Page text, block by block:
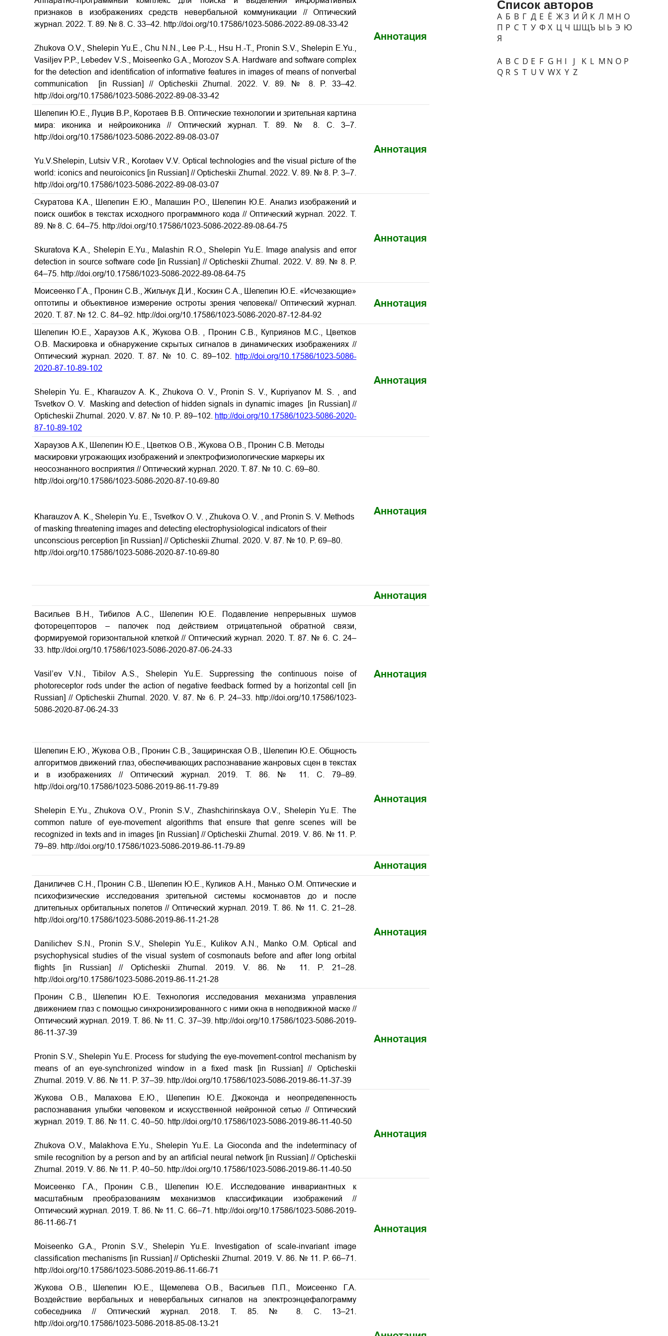
признаков в изображениях средств невербальной коммуникации // Оптический
журнал. 2022. Т. 89. № 8. С. 33–42. http://doi.org/10.17586/1023-5086-2022-89-08-33-42
Zhukova O.V., Shelepin Yu.E., Chu N.N., Lee P.-L., Hsu H.-T., Pronin S.V., Shelepin E.Yu.,
Vasiljev P.P., Lebedev V.S., Moiseenko G.A., Morozov S.A. Hardware and software complex
for the detection and identification of informative features in images of means of nonverbal
communication [in Russian] // Opticheskii Zhurnal. 2022. V. 89. № 8. P. 33–42.
http://doi.org/10.17586/1023-5086-2022-89-08-33-42
Аннотация
Шелепин Ю.Е., Луцив В.Р., Коротаев В.В. Оптические технологии и зрительная картина
мира: иконика и нейроиконика // Оптический журнал. Т. 89. № 8. С. 3–7.
http://doi.org/10.17586/1023-5086-2022-89-08-03-07
Yu.V.Shelepin, Lutsiv V.R., Korotaev V.V. Optical technologies and the visual picture of the
world: iconics and neuroiconics [in Russian] // Opticheskii Zhurnal. 2022. V. 89. № 8. P. 3–7.
http://doi.org/10.17586/1023-5086-2022-89-08-03-07
Аннотация
Скуратова К.А., Шелепин Е.Ю., Малашин Р.О., Шелепин Ю.Е. Анализ изображений и
поиск ошибок в текстах исходного программного кода // Оптический журнал. 2022. Т.
89. № 8. С. 64–75. http://doi.org/10.17586/1023-5086-2022-89-08-64-75
Skuratova K.A., Shelepin E.Yu., Malashin R.O., Shelepin Yu.E. Image analysis and error
detection in source software code [in Russian] // Opticheskii Zhurnal. 2022. V. 89. № 8. P.
64–75. http://doi.org/10.17586/1023-5086-2022-89-08-64-75
Аннотация
Моисеенко Г.А., Пронин С.В., Жильчук Д.И., Коскин С.А., Шелепин Ю.Е. «Исчезающие»
оптотипы и объективное измерение остроты зрения человека// Оптический журнал.
2020. Т. 87. № 12. С. 84–92. http://doi.org/10.17586/1023-5086-2020-87-12-84-92
Аннотация
Шелепин Ю.Е., Хараузов А.К., Жукова О.В. , Пронин С.В., Куприянов М.С., Цветков
О.В.
Маскировка и обнаружение скрытых сигналов в динамических изображениях //
Оптический журнал. 2020. Т. 87. № 10. С. 89–102.
http://doi.org/10.17586/1023-5086-
2020-87-10-89-102
Shelepin Yu. E., Kharauzov A. K., Zhukova O. V., Pronin S. V., Kupriyanov M. S. , and
Tsvetkov O. V. Masking and detection of hidden signals in dynamic images [in Russian] //
Opticheskii Zhurnal. 2020. V. 87. № 10. P. 89–102.
http://doi.org/10.17586/1023-5086-2020-
87-10-89-102
Аннотация
Хараузов А.К., Шелепин Ю.Е., Цветков О.В., Жукова О.В., Пронин С.В. Методы
маскировки угрожающих изображений и электрофизиологические маркеры их
неосознанного восприятия // Оптический журнал. 2020. Т. 87. № 10. С. 69–80.
http://doi.org/10.17586/1023-5086-2020-87-10-69-80
Kharauzov A. K., Shelepin Yu. E., Tsvetkov O. V. , Zhukova O. V. , and Pronin S. V. Methods
of masking threatening images and detecting electrophysiological indicators of their
unconscious perception [in Russian] // Opticheskii Zhurnal. 2020. V. 87. № 10. P. 69–80.
http://doi.org/10.17586/1023-5086-2020-87-10-69-80
Аннотация
Аннотация
Васильев В.Н., Тибилов А.С., Шелепин Ю.Е. Подавление непрерывных шумов
фоторецепторов – палочек под действием отрицательной обратной связи,
формируемой горизонтальной клеткой // Оптический журнал. 2020. Т. 87. № 6. С. 24–
33. http://doi.org/10.17586/1023-5086-2020-87-06-24-33
Vasil’ev V.N., Tibilov A.S., Shelepin Yu.E. Suppressing the continuous noise of
photoreceptor rods under the action of negative feedback formed by a horizontal cell [in
Russian] // Opticheskii Zhurnal. 2020. V. 87. № 6. P. 24–33. http://doi.org/10.17586/1023-
5086-2020-87-06-24-33
Аннотация
Шелепин Е.Ю., Жукова О.В., Пронин С.В., Защиринская О.В., Шелепин Ю.Е. Общность
алгоритмов движений глаз, обеспечивающих распознавание жанровых сцен в текстах
и в изображениях// Оптический журнал. 2019. Т. 86. № 11. С. 79–89.
http://doi.org/10.17586/1023-5086-2019-86-11-79-89
Shelepin E.Yu., Zhukova O.V., Pronin S.V., Zhashchirinskaya O.V., Shelepin Yu.E. The
common nature of eye-movement algorithms that ensure that genre scenes will be
recognized in texts and in images [in Russian] // Opticheskii Zhurnal. 2019. V. 86. № 11. P.
79–89. http://doi.org/10.17586/1023-5086-2019-86-11-79-89
Аннотация
Аннотация
Даниличев С.Н., Пронин С.В., Шелепин Ю.Е., Куликов А.Н., Манько О.М. Оптические и
психофизические исследования зрительной системы космонавтов до и после
длительных орбитальных полетов// Оптический журнал. 2019. Т. 86. № 11. С. 21–28.
http://doi.org/10.17586/1023-5086-2019-86-11-21-28
Danilichev S.N., Pronin S.V., Shelepin Yu.E., Kulikov A.N., Manko O.M. Optical and
psychophysical studies of the visual system of cosmonauts before and after long orbital
flights
[in Russian] // Opticheskii Zhurnal. 2019. V. 86. № 11. P. 21–28.
http://doi.org/10.17586/1023-5086-2019-86-11-21-28
Аннотация
Пронин С.В., Шелепин Ю.Е. Технология исследования механизма управления
движением глаз с помощью синхронизированного с ними окна в неподвижной маске //
Оптический журнал. 2019. Т. 86. № 11. С. 37–39. http://doi.org/10.17586/1023-5086-2019-
86-11-37-39
Pronin S.V., Shelepin Yu.E. Process for studying the eye-movement-control mechanism by
means of an eye-synchronized window in a fixed mask
[in Russian] // Opticheskii
Zhurnal. 2019. V. 86. № 11. P. 37–39. http://doi.org/10.17586/1023-5086-2019-86-11-37-39
Аннотация
Жукова О.В., Малахова Е.Ю., Шелепин Ю.Е. Джоконда и неопределенность
распознавания улыбки человеком и искусственной нейронной сетью // Оптический
журнал. 2019. Т. 86. № 11. С. 40–50. http://doi.org/10.17586/1023-5086-2019-86-11-40-50
Zhukova O.V., Malakhova E.Yu., Shelepin Yu.E. La Gioconda and the indeterminacy of
smile recognition by a person and by an artificial neural network [in Russian] // Opticheskii
Zhurnal. 2019. V. 86. № 11. P. 40–50. http://doi.org/10.17586/1023-5086-2019-86-11-40-50
Аннотация
Моисеенко Г.А., Пронин С.В., Шелепин Ю.Е. Исследование инвариантных к
масштабным преобразованиям механизмов классификации изображений //
Оптический журнал. 2019. Т. 86. № 11. С. 66–71. http://doi.org/10.17586/1023-5086-2019-
86-11-66-71
Moiseenko G.A., Pronin S.V., Shelepin Yu.E. Investigation of scale-invariant image
classification mechanisms [in Russian] // Opticheskii Zhurnal. 2019. V. 86. № 11. P. 66–71.
http://doi.org/10.17586/1023-5086-2019-86-11-66-71
Аннотация
Жукова О.В., Шелепин Ю.Е., Щемелева О.В., Васильев П.П., Моисеенко Г.А.
Воздействие вербальных и невербальных сигналов на электроэнцефалограмму
собеседника// Оптический журнал. 2018. Т. 85. № 8. С. 13–21.
http://doi.org/10.17586/1023-5086-2018-85-08-13-21
Список авторов
А Б В Г Д Е Ё ЖЗ И Й К Л М Н О
П Р С Т У Ф Х Ц Ч ШЩЪ Ы Ь Э Ю
Я
A B C D E F G H I J K L M N O P
Q R S T U V WX Y Z